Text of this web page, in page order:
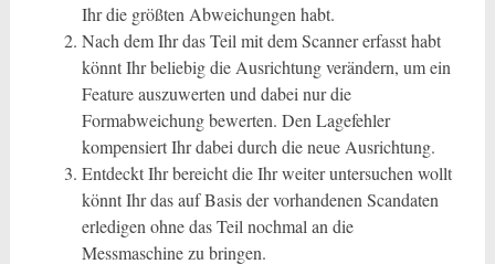
Ihr die größten Abweichungen habt.
Nach dem Ihr das Teil mit dem Scanner erfasst habt
könnt Ihr beliebig die Ausrichtung verändern, um ein
Feature auszuwerten und dabei nur die
Formabweichung bewerten. Den Lagefehler
kompensiert Ihr dabei durch die neue Ausrichtung.
Entdeckt Ihr bereicht die Ihr weiter untersuchen wollt
könnt Ihr das auf Basis der vorhandenen Scandaten
erledigen ohne das Teil nochmal an die
Messmaschine zu bringen.